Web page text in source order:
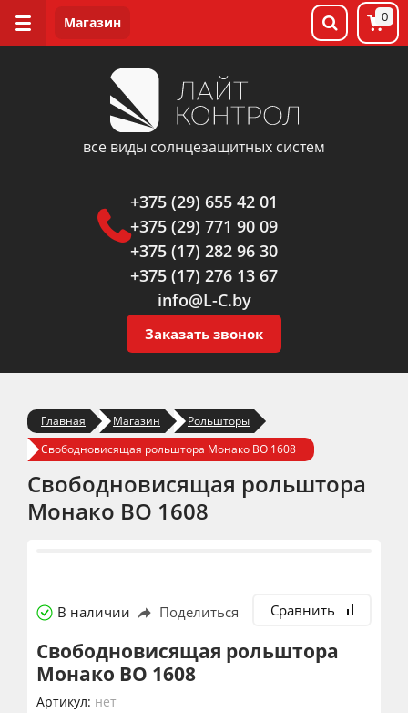
все виды солнцезащитных систем
+375 (29) 655 42 01
+375 (29) 771 90 09
+375 (17) 282 96 30
+375 (17) 276 13 67
info@L-C.by
Заказать звонок
0
Главная Магазин
Рольшторы
Свободновисящая рольштора Монако BO 1608
Свободновисящая рольштора
Монако BO 1608
В наличии Поделиться Сравнить
Свободновисящая рольштора
Монако BO 1608
Артикул: нет